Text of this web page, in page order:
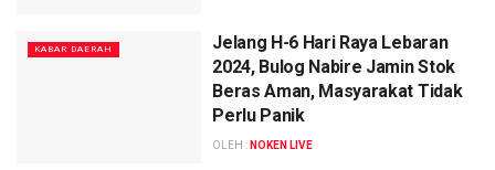
KABAR DAERAH
Jelang H-6 Hari Raya Lebaran
2024, Bulog Nabire Jamin Stok
Beras Aman, Masyarakat Tidak
Perlu Panik
OLEH : NOKEN LIVE